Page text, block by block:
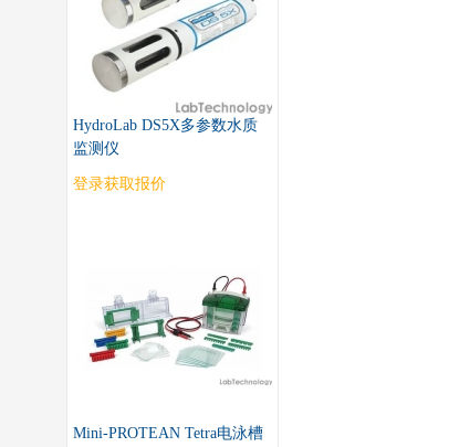
HydroLab DS5X多参数水质
监测仪
登录获取报价
Mini-PROTEAN Tetra电泳槽